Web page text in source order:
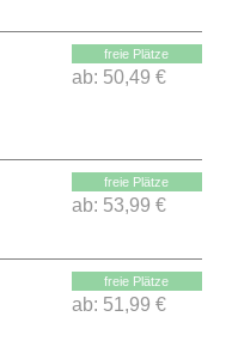
freie Plätze
ab: 50,49 €
freie Plätze
ab: 53,99 €
freie Plätze
ab: 51,99 €